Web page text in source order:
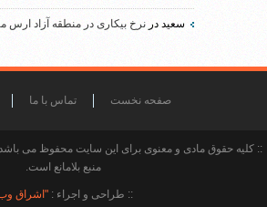
سعید در نرخ بیکاری در منطقه آزاد
صفحه نخست تماس با ما
:: کلیه حقوق مادی و معنوی برای این سایت محفوظ می باشد
منبع بلامانع است.
:: طراحی و اجراء :"اشراق